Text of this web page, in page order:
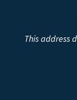
This address